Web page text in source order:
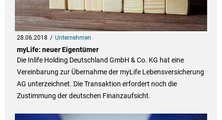
28.06.2018 Unternehmen
myLife: neuer Eigentümer
Die Inlife Holding Deutschland GmbH & Co. KG hat eine
Vereinbarung zur Übernahme der myLife Lebensversicherung
AG unterzeichnet. Die Transaktion erfordert noch die
Zustimmung der deutschen Finanzaufsicht.